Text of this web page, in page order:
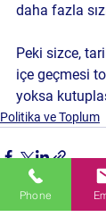
daha fazla
Peki sizce,
içe geçmesi
yoksa
Politika ve Toplum
Phone